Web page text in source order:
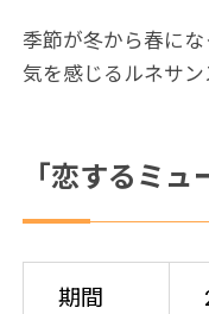
季節が冬から春に
気を感じるルネサン
「恋するミ
期間